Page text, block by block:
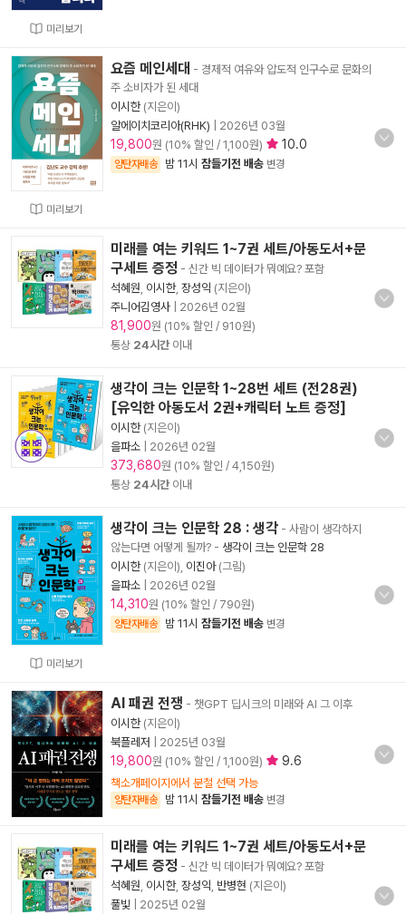
미리보기
미리보기
요즘 메인세대 - 경제적 여유와 압도적 인구수로 문화의
주 소비자가 된 세대
이시한(지은이)
알에이치코리아(RHK)
2026년 03월
19,800원 (10% 할인 / 1,100원) 10.0
양탄자배송 밤 11시 잠들기전 배송 변경
미래를 여는 키워드 1~7권 세트/아동도서+문
구세트 증정 - 신간 빅 데이터가 뭐예요? 포함
석혜원 이시한, 장성익 (지은이)
주니어김영사
2026년 02월
81,900원 (10% 할인 / 910원)
통상 24시간이내
생각이 크는 인문학 1~28번 세트 (전28권)
[유익한 아동도서 2권+캐릭터 노트 증정]
이시한(지은이)
을파소
2026년 02월
373,680원 (10% 할인 / 4,150원)
통상 24시간이내
미리보기
생각이 크는 인문학 28 : 생각 - 사람이 생각하지
않는다면 어떻게 될까? - 생각이 크는 인문학 28
이시한(지은이), 이진아(그림)
을파소
2026년 02월
14,310원 (10% 할인 / 790원)
양탄자배송 밤 11시 잠들기전 배송 변경
AI 패권 전쟁 - 챗GPT 딥시크의 미래와 AI 그 이후
이시한(지은이)
북플레저
2025년 03월
19,800원 (10% 할인 / 1,100원) 9.6
책소개페이지에서 분철 선택 가능
양탄자배송 밤 11시 잠들기전 배송 변경
미래를 여는 키워드 1~7권 세트/아동도서+문
구세트 증정 - 신간 빅 데이터가 뭐예요? 포함
석혜원 이시한, 장성익 반병현 (지은이)
풀빛
2025년 02월